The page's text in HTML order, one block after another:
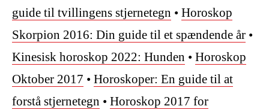
guide til tvillingens stjernetegn • Horoskop
Skorpion 2016: Din guide til et spændende år •
Kinesisk horoskop 2022: Hunden • Horoskop
Oktober 2017 • Horoskoper: En guide til at
forstå stjernetegn • Horoskop 2017 for